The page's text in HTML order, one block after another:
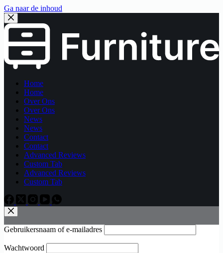
Ga naar de inhoud
Home
Home
Over Ons
Over Ons
News
News
Contact
Contact
Advanced Reviews
Custom Tab
Advanced Reviews
Custom Tab
Gebruikersnaam of e-mailadres
Wachtwoord